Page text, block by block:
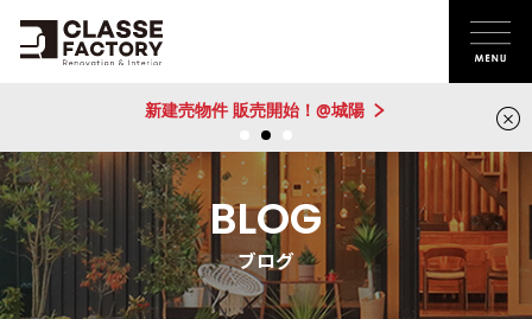
新建売物件 販売開始！@城陽
BLOG
ブログ